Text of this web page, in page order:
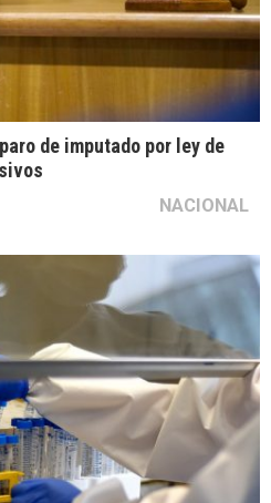
de imputado por ley de
NACIONAL